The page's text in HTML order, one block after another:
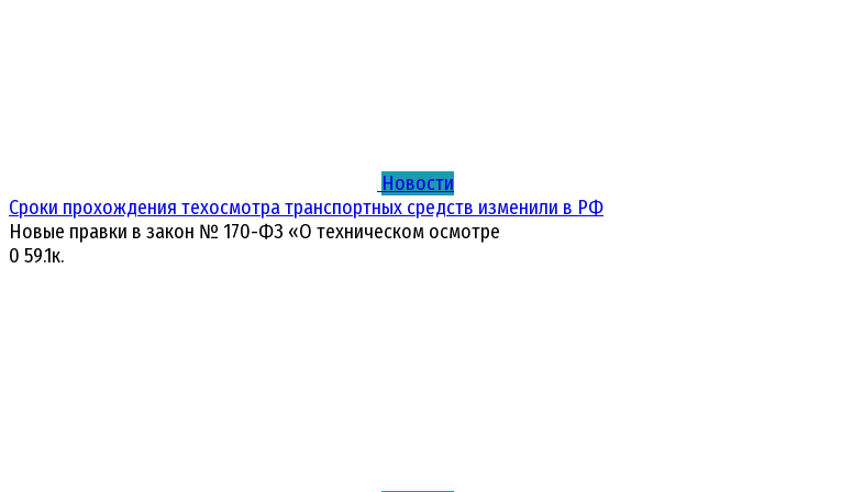
Новости
Сроки прохождения техосмотра транспортных средств изменили в РФ
Новые правки в закон № 170-ФЗ «О техническом осмотре
0 59.1к.